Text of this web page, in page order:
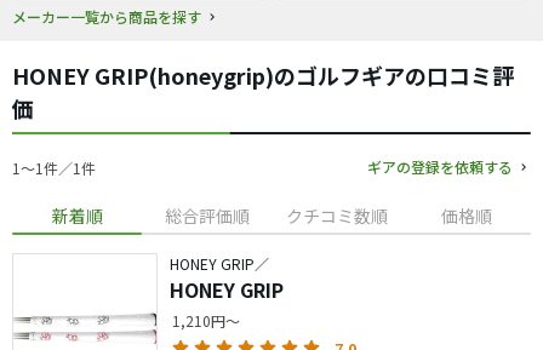
メーカー一覧から商品を探す
HONEY GRIP(honeygrip)のゴルフギアの口コミ評
価
1〜1件／1件 ギアの登録を依頼する
新着順 総合評価順 クチコミ数順 価格順
HONEY GRIP／
HONEY GRIP
1,210円～